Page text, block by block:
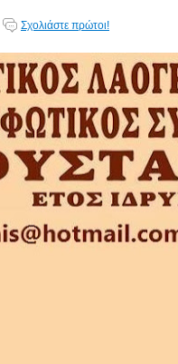
Σχολιάστε πρώτοι!